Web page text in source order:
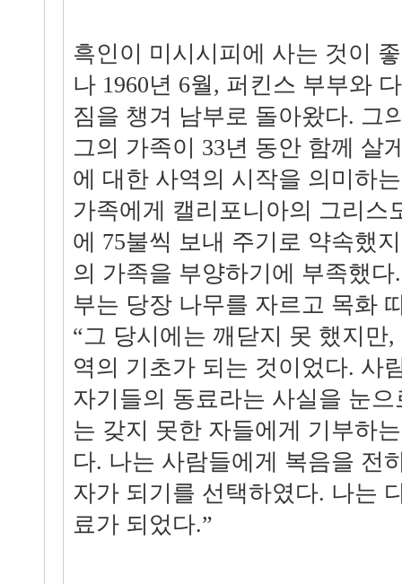
흑인이 미시시피에 사는 것이
나 1960년 6월, 퍼킨스 부부와
짐을 챙겨 남부로 돌아왔다. 그
그의 가족이 33년 동안 함께 살
에 대한 사역의 시작을 의미하
가족에게 캘리포니아의 그리스
에 75불씩 보내 주기로 약속했
의 가족을 부양하기에 부족했
부는 당장 나무를 자르고 목화
“그 당시에는 깨닫지 못 했지만
역의 기초가 되는 것이었다. 사
자기들의 동료라는 사실을 눈
는 갖지 못한 자들에게 기부하
다. 나는 사람들에게 복음을 전
자가 되기를 선택하였다. 나는
료가 되었다.”